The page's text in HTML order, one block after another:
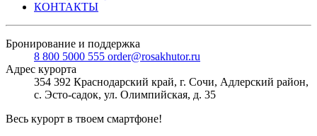
КОНТАКТЫ
Бронирование и поддержка
8 800 5000 555 order@rosakhutor.ru
Адрес курорта
354 392 Краснодарский край, г. Сочи, Адлерский район,
с. Эсто-садок, ул. Олимпийская, д. 35
Весь курорт в твоем смартфоне!